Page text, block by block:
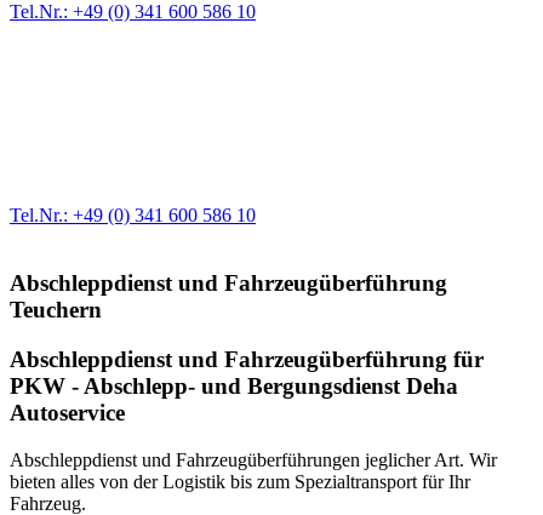
Tel.Nr.: +49 (0) 341 600 586 10
Tel.Nr.: +49 (0) 341 600 586 10
Abschleppdienst und Fahrzeugüberführung
Teuchern
Abschleppdienst und Fahrzeugüberführung für
PKW - Abschlepp- und Bergungsdienst Deha
Autoservice
Abschleppdienst und Fahrzeugüberführungen jeglicher Art. Wir
bieten alles von der Logistik bis zum Spezialtransport für Ihr
Fahrzeug.